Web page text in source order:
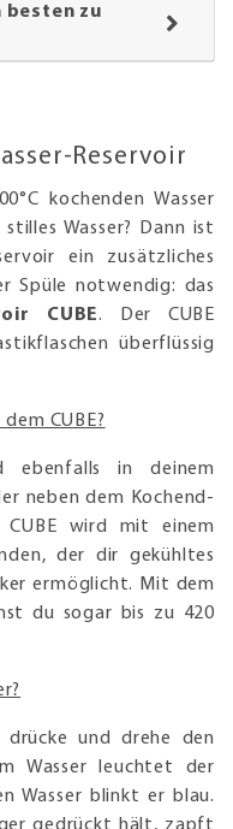
besten zu
Reservoir
kochenden Wasser
Wasser? Dann ist
ein zusätzliches
Spüle notwendig: das
CUBE. Der CUBE
überflüssig
CUBE?
ebenfalls in deinem
neben dem Kochend-
CUBE wird mit einem
der dir gekühltes
ermöglicht. Mit dem
du sogar bis zu 420
drücke und drehe den
Wasser leuchtet der
Wasser blinkt er blau.
gedrückt hält, zapft